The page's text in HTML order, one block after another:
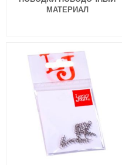
МАТЕРИАЛ